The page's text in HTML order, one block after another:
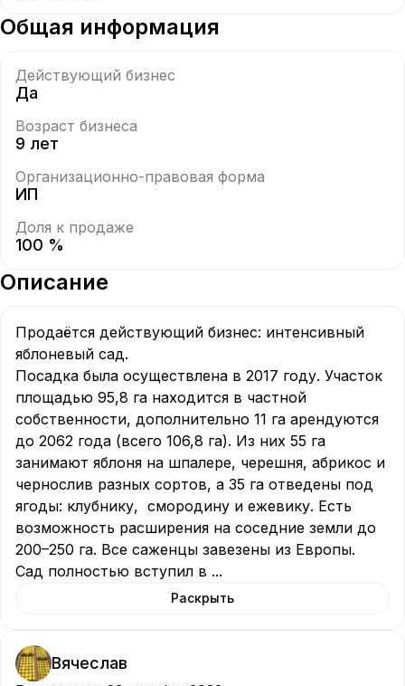
Общая информация
Действующий бизнес
Да
Возраст бизнеса
9 лет
Организационно-правовая форма
ИП
Доля к продаже
100 %
Описание
Продаётся действующий бизнес: интенсивный
яблоневый сад.
Посадка была осуществлена в 2017 году. Участок
площадью 95,8 га находится в частной
собственности, дополнительно 11 га арендуются
до 2062 года (всего 106,8 га). Из них 55 га
занимают яблоня на шпалере, черешня, абрикос и
чернослив разных сортов, а 35 га отведены под
ягоды: клубнику,  смородину и ежевику. Есть
возможность расширения на соседние земли до
200–250 га. Все саженцы завезены из Европы.
Сад полностью вступил в ...
Раскрыть
Вячеслав